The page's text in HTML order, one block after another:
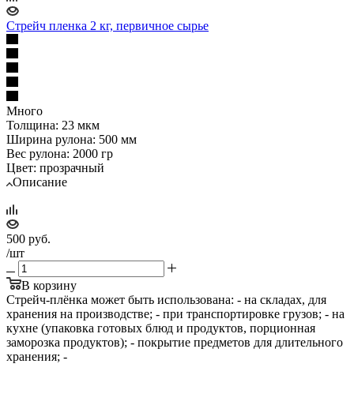
Стрейч пленка 2 кг, первичное сырье
Много
Толщина: 23 мкм
Ширина рулона: 500 мм
Вес рулона: 2000 гр
Цвет: прозрачный
Описание
500 руб.
/шт
В корзину
Стрейч-плёнка может быть использована: - на складах, для
хранения на производстве; - при транспортировке грузов; - на
кухне (упаковка готовых блюд и продуктов, порционная
заморозка продуктов); - покрытие предметов для длительного
хранения; -